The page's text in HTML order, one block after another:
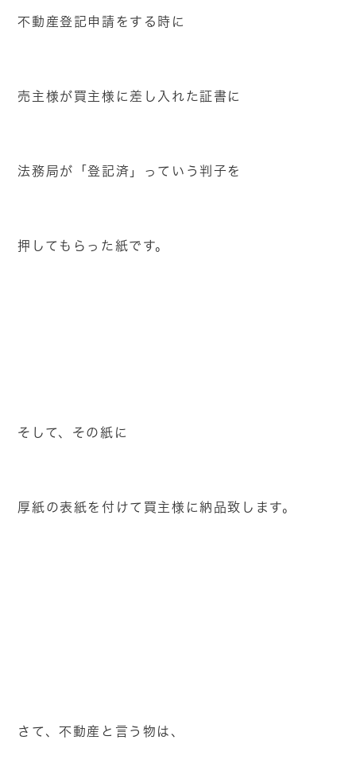
不動産登記申請をする時に
売主様が買主様に差し入れた証書に
法務局が「登記済」っていう判子を
押してもらった紙です。
そして、その紙に
厚紙の表紙を付けて買主様に納品致します。
さて、不動産と言う物は、